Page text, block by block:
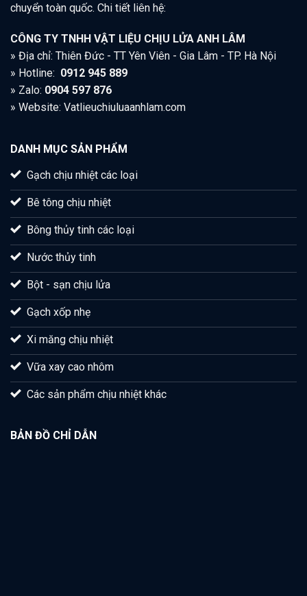
chuyển toàn quốc. Chi tiết liên hệ:
CÔNG TY TNHH VẬT LIỆU CHỊU LỬA ANH LÂM
» Địa chỉ: Thiên Đức - TT Yên Viên - Gia Lâm - TP. Hà Nội
» Hotline: 0912 945 889
» Zalo: 0904 597 876
» Website: Vatlieuchiuluaanhlam.com
DANH MỤC SẢN PHẨM
Gạch chịu nhiệt các loại
Bê tông chịu nhiệt
Bông thủy tinh các loại
Nước thủy tinh
Bột - sạn chịu lửa
Gạch xốp nhẹ
Xi măng chịu nhiệt
Vữa xay cao nhôm
Các sản phẩm chịu nhiệt khác
BẢN ĐỒ CHỈ DẪN